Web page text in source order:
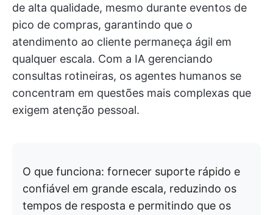
de alta qualidade, mesmo durante eventos de
pico de compras, garantindo que o
atendimento ao cliente permaneça ágil em
qualquer escala. Com a IA gerenciando
consultas rotineiras, os agentes humanos se
concentram em questões mais complexas que
exigem atenção pessoal.
O que funciona: fornecer suporte rápido e
confiável em grande escala, reduzindo os
tempos de resposta e permitindo que os